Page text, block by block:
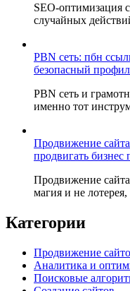
SEO-оптимизация
случайных
PBN сеть: пбн
безопасный
PBN сеть и
именно тот
Продвижение
продвигать бизнес
Продвижение
магия и не
Категории
Продвижение
Аналитика и
Поисковые